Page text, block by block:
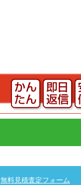
無料見積査定フォーム